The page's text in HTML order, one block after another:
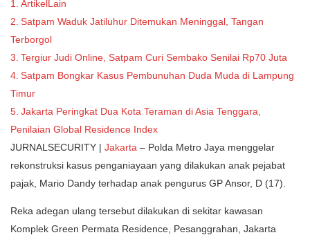
ArtikelLain
Satpam Waduk Jatiluhur Ditemukan Meninggal, Tangan
Terborgol
Tergiur Judi Online, Satpam Curi Sembako Senilai Rp70 Juta
Satpam Bongkar Kasus Pembunuhan Duda Muda di Lampung
Timur
Jakarta Peringkat Dua Kota Teraman di Asia Tenggara,
Penilaian Global Residence Index
JURNALSECURITY | Jakarta – Polda Metro Jaya menggelar
rekonstruksi kasus penganiayaan yang dilakukan anak pejabat
pajak, Mario Dandy terhadap anak pengurus GP Ansor, D (17).
Reka adegan ulang tersebut dilakukan di sekitar kawasan
Komplek Green Permata Residence, Pesanggrahan, Jakarta